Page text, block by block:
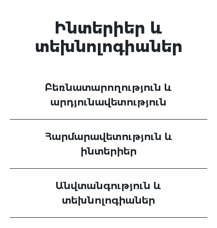
Ինտերիեր և
տեխնոլոգիաներ
Բեռնատարողություն և
արդյունավետություն
Հարմարավետություն և
ինտերիեր
Անվտանգություն և
տեխնոլոգիաներ